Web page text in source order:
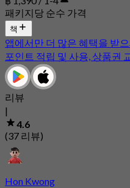
패키지당 순수 가격
책
앱에서만 더 많은 혜택을 받
포인트 적립 및 사용, 상품권
리뷰
|
4.6
(37 리뷰)
Hon Kwong